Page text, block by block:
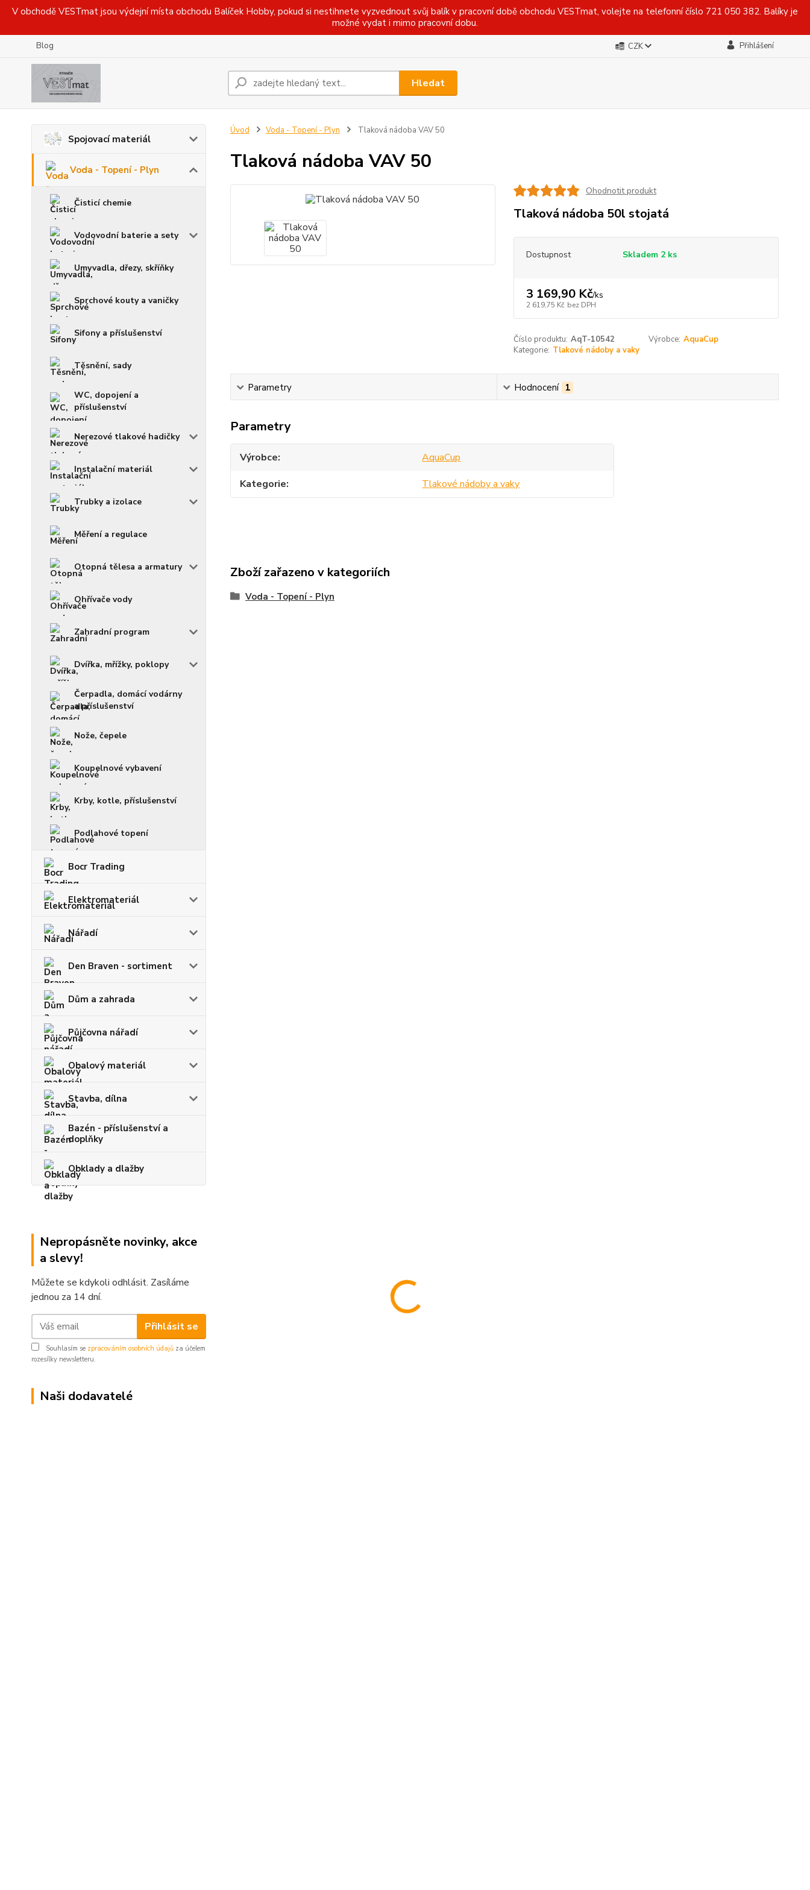
V obchodě VESTmat jsou výdejní místa obchodu Balíček Hobby, pokud si nestihnete vyzvednout svůj balík v pracovní době obchodu VESTmat, volejte na telefonní číslo 721 050 382. Balíky je
možné vydat i mimo pracovní dobu.
Blog CZK Přihlášení
Hledat
Spojovací materiál
Voda - Topení - Plyn
Čisticí chemie
Vodovodní baterie a sety
Umyvadla, dřezy, skříňky
Sprchové kouty a vaničky
Sifony a příslušenství
Těsnění, sady
WC, dopojení a
příslušenství
Nerezové tlakové hadičky
Instalační materiál
Trubky a izolace
Měření a regulace
Otopná tělesa a armatury
Ohřívače vody
Zahradní program
Dvířka, mřížky, poklopy
Čerpadla, domácí vodárny
a příslušenství
Nože, čepele
Koupelnové vybavení
Krby, kotle, příslušenství
Podlahové topení
Bocr Trading
Elektromateriál
Nářadí
Den Braven - sortiment
Dům a zahrada
Půjčovna nářadí
Obalový materiál
Stavba, dílna
Bazén - příslušenství a
doplňky
Obklady a dlažby
Nepropásněte novinky, akce
a slevy!
Můžete se kdykoli odhlásit. Zasíláme
jednou za 14 dní.
Přihlásit se
Souhlasím se zpracováním osobních údajů za účelem
rozesílky newsletteru.
Naši dodavatelé
Úvod Voda - Topení - Plyn Tlaková nádoba VAV 50
Tlaková nádoba VAV 50
Ohodnotit produkt
Tlaková nádoba 50l stojatá
Dostupnost Skladem 2 ks
3 169,90 Kč/ks
2 619,75 Kč bez DPH
Číslo produktu: AqT-10542 Výrobce: AquaCup
Kategorie: Tlakové nádoby a vaky
Parametry Hodnocení 1
Parametry
Výrobce
AquaCup
Kategorie
Tlakové nádoby a vaky
Zboží zařazeno v kategoriích
Voda - Topení - Plyn